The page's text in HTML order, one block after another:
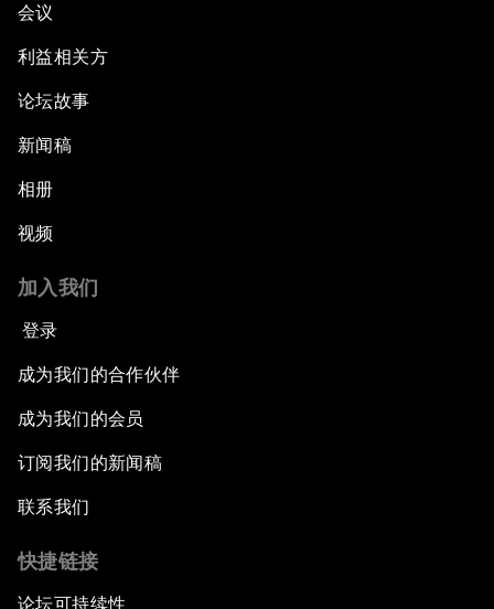
会议
利益相关方
论坛故事
新闻稿
相册
视频
加入我们
登录
成为我们的合作伙伴
成为我们的会员
订阅我们的新闻稿
联系我们
快捷链接
论坛可持续性